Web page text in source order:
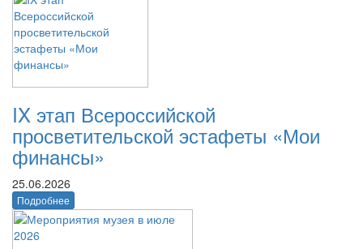
IX этап Всероссийской
просветительской эстафеты «Мои
финансы»
25.06.2026
Подробнее